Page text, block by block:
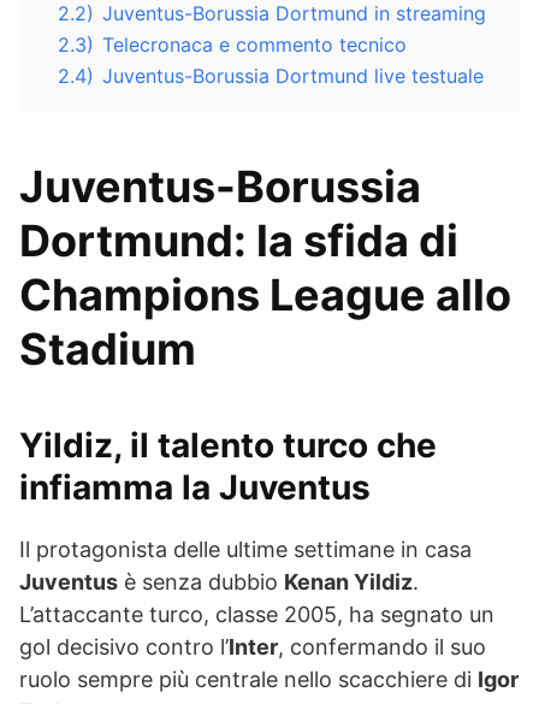
2.2) Juventus-Borussia Dortmund in streaming
2.3) Telecronaca e commento tecnico
2.4) Juventus-Borussia Dortmund live testuale
Juventus-Borussia
Dortmund: la sfida di
Champions League allo
Stadium
Yildiz, il talento turco che
infiamma la Juventus
Il protagonista delle ultime settimane in casa
Juventus è senza dubbio Kenan Yildiz.
L’attaccante turco, classe 2005, ha segnato un
gol decisivo contro l’Inter, confermando il suo
ruolo sempre più centrale nello scacchiere di Igor